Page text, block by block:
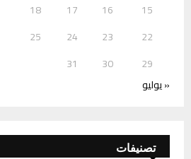
15
16
17
18
22
23
24
25
29
30
31
« يوليو
تصنيفات